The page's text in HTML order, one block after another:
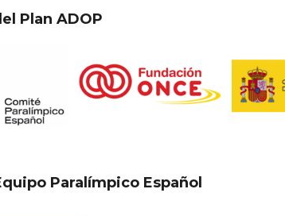
Plan ADOP
Paralímpico Español